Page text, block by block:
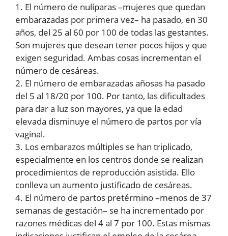
1. El número de nulíparas –mujeres que quedan
embarazadas por primera vez– ha pasado, en 30
años, del 25 al 60 por 100 de todas las gestantes.
Son mujeres que desean tener pocos hijos y que
exigen seguridad. Ambas cosas incrementan el
número de cesáreas.
2. El número de embarazadas añosas ha pasado
del 5 al 18/20 por 100. Por tanto, las dificultades
para dar a luz son mayores, ya que la edad
elevada disminuye el número de partos por vía
vaginal.
3. Los embarazos múltiples se han triplicado,
especialmente en los centros donde se realizan
procedimientos de reproducción asistida. Ello
conlleva un aumento justificado de cesáreas.
4. El número de partos pretérmino –menos de 37
semanas de gestación– se ha incrementado por
razones médicas del 4 al 7 por 100. Estas mismas